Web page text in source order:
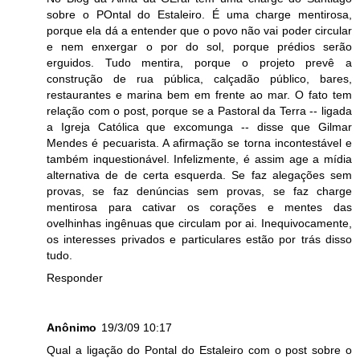
sobre o POntal do Estaleiro. É uma charge mentirosa,
porque ela dá a entender que o povo não vai poder circular
e nem enxergar o por do sol, porque prédios serão
erguidos. Tudo mentira, porque o projeto prevê a
construção de rua pública, calçadão público, bares,
restaurantes e marina bem em frente ao mar. O fato tem
relação com o post, porque se a Pastoral da Terra -- ligada
a Igreja Católica que excomunga -- disse que Gilmar
Mendes é pecuarista. A afirmação se torna incontestável e
também inquestionável. Infelizmente, é assim age a mídia
alternativa de de certa esquerda. Se faz alegações sem
provas, se faz denúncias sem provas, se faz charge
mentirosa para cativar os corações e mentes das
ovelhinhas ingênuas que circulam por ai. Inequivocamente,
os interesses privados e particulares estão por trás disso
tudo.
Responder
Anônimo 19/3/09 10:17
Qual a ligação do Pontal do Estaleiro com o post sobre o